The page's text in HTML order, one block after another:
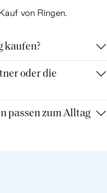
von Ringen.
kaufen?
oder die
passen zum Alltag